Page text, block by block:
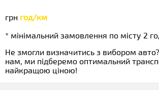
грн год/км
* мінімальний замовлення по місту 2
Не змогли визначитись з вибором
нам, ми підберемо оптимальний
найкращою ціною!